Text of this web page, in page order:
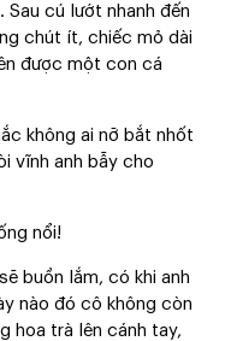
cú lướt nhanh đến
chút ít, chiếc mỏ dài
được một con cá
không ai nỡ bắt nhốt
vĩnh anh bẫy cho
nổi!
buồn lắm, có khi anh
nào đó cô không còn
hoa trà lên cánh tay,